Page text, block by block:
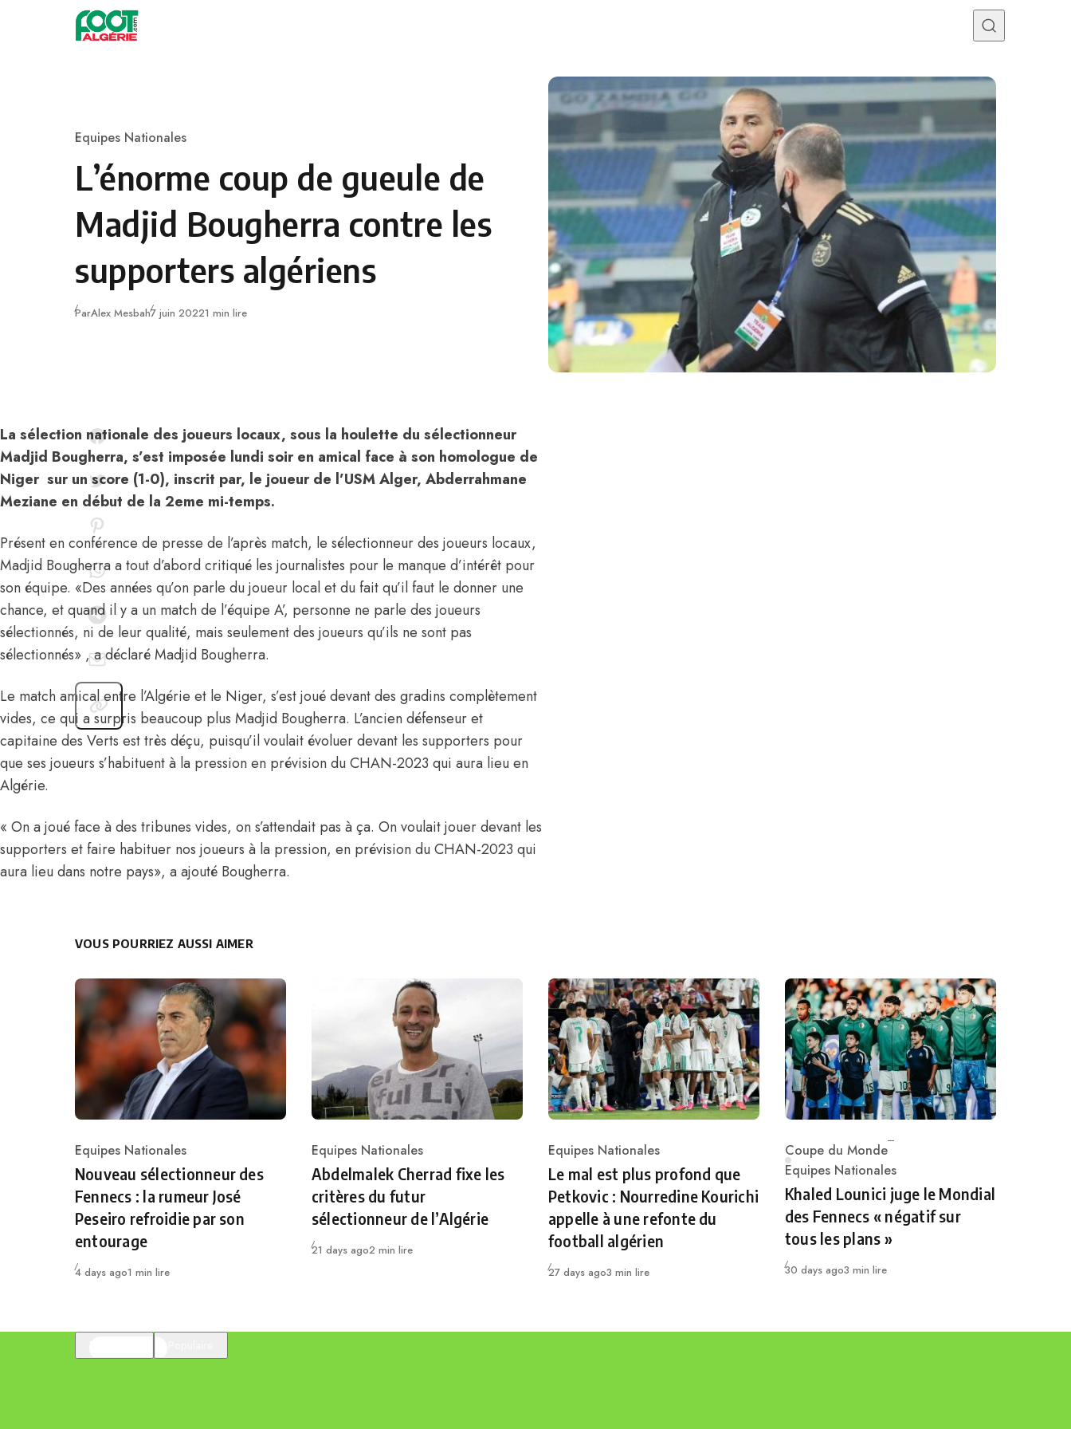
Skip to content
Category
Equipes Nationales
L’énorme coup de gueule de
Madjid Bougherra contre les
supporters algériens
ParAlex MesbahPublié
7 juin 20221 min lire
La sélection nationale des joueurs locaux, sous la houlette du sélectionneur
Madjid Bougherra, s’est imposée lundi soir en amical face à son homologue de
Niger sur un score (1-0), inscrit par, le joueur de l’USM Alger, Abderrahmane
Meziane en début de la 2eme mi-temps.
Présent en conférence de presse de l’après match, le sélectionneur des joueurs locaux,
Madjid Bougherra a tout d’abord critiqué les journalistes pour le manque d’intérêt pour
son équipe. «Des années qu’on parle du joueur local et du fait qu’il faut le donner une
chance, et quand il y a un match de l’équipe A’, personne ne parle des joueurs
sélectionnés, ni de leur qualité, mais seulement des joueurs qu’ils ne sont pas
sélectionnés» , a déclaré Madjid Bougherra.
Le match amical entre l’Algérie et le Niger, s’est joué devant des gradins complètement
vides, ce qui a surpris beaucoup plus Madjid Bougherra. L’ancien défenseur et
capitaine des Verts est très déçu, puisqu’il voulait évoluer devant les supporters pour
que ses joueurs s’habituent à la pression en prévision du CHAN-2023 qui aura lieu en
Algérie.
« On a joué face à des tribunes vides, on s’attendait pas à ça. On voulait jouer devant les
supporters et faire habituer nos joueurs à la pression, en prévision du CHAN-2023 qui
aura lieu dans notre pays», a ajouté Bougherra.
VOUS POURRIEZ AUSSI AIMER
Category
Equipes Nationales
Nouveau sélectionneur des
Fennecs : la rumeur José
Peseiro refroidie par son
entourage
Publié
4 days ago1 min lire
Category
Equipes Nationales
Abdelmalek Cherrad fixe les
critères du futur
sélectionneur de l’Algérie
Publié
21 days ago2 min lire
Category
Equipes Nationales
Le mal est plus profond que
Petkovic : Nourredine Kourichi
appelle à une refonte du
football algérien
Publié
27 days ago3 min lire
Category
Coupe du Monde
Equipes Nationales
Khaled Lounici juge le Mondial
des Fennecs « négatif sur
tous les plans »
Publié
30 days ago3 min lire